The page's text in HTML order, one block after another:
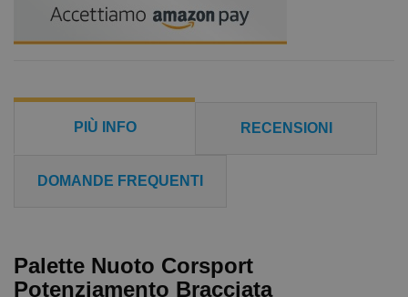
PIÙ INFO RECENSIONI
DOMANDE FREQUENTI
Palette Nuoto Corsport
Potenziamento Bracciata